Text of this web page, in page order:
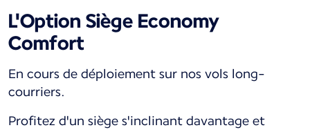
L'Option Siège Economy
Comfort
En cours de déploiement sur nos vols long-
courriers.
Profitez d'un siège s'inclinant davantage et